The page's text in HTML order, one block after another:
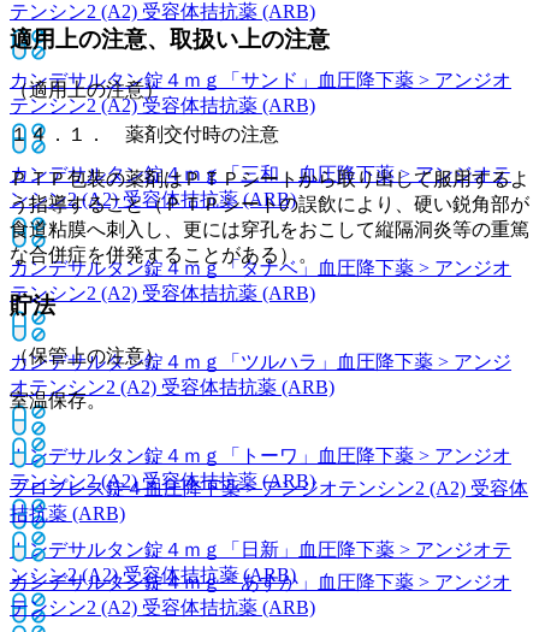
テンシン2 (A2) 受容体拮抗薬 (ARB)
カンデサルタン錠４ｍｇ「サンド」
血圧降下薬 > アンジオ
テンシン2 (A2) 受容体拮抗薬 (ARB)
カンデサルタン錠４ｍｇ「三和」 血圧降下薬 > アンジオテ
ンシン2 (A2) 受容体拮抗薬 (ARB)
カンデサルタン錠４ｍｇ「タナベ」
血圧降下薬 > アンジオ
テンシン2 (A2) 受容体拮抗薬 (ARB)
カンデサルタン錠４ｍｇ「ツルハラ」
血圧降下薬 > アンジ
オテンシン2 (A2) 受容体拮抗薬 (ARB)
カンデサルタン錠４ｍｇ「トーワ」
血圧降下薬 > アンジオ
テンシン2 (A2) 受容体拮抗薬 (ARB)
カンデサルタン錠４ｍｇ「日新」
血圧降下薬 > アンジオテ
ンシン2 (A2) 受容体拮抗薬 (ARB)
適用上の注意、取扱い上の注意
（適用上の注意）
１４．１． 薬剤交付時の注意
ＰＴＰ包装の薬剤はＰＴＰシートから取り出して服用するよ
う指導すること（ＰＴＰシートの誤飲により、硬い鋭角部が
食道粘膜へ刺入し、更には穿孔をおこして縦隔洞炎等の重篤
な合併症を併発することがある）。
貯法
（保管上の注意）
室温保存。
ブロプレス錠４血圧降下薬 > アンジオテンシン2 (A2) 受容体
拮抗薬 (ARB)
カンデサルタン錠４ｍｇ「あすか」
血圧降下薬 > アンジオ
テンシン2 (A2) 受容体拮抗薬 (ARB)